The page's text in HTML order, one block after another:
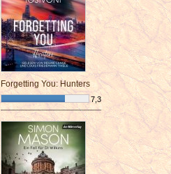
Forgetting You: Hunters
7,3
¯¯¯¯¯¯¯¯¯¯¯¯¯¯¯¯¯¯¯¯¯¯¯¯